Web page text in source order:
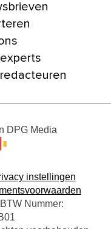
DPG Media
instellingen
Nummer: